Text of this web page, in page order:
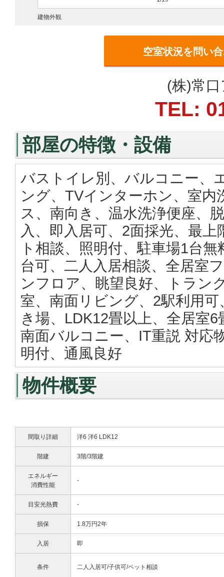
建物外観
空室状況を問い
(株)常
TEL:
部屋の特徴・設備
バストイレ別、バルコニー、
ング、TVインターホン、室
ス、南向き、温水洗浄便座、
入、即入居可、2面採光、最
ト相談、照明付、駐車場1台
台可、二人入居相談、全居室
ンフロア、眺望良好、トラン
室、南面リビング、2駅利用
き場、LDK12畳以上、全居室
南面バルコニー、IT重説 対応
明付、通風良好
物件概要
間取り詳細 洋6 洋6 LDK12
階建 3階/3階建
エネルギー
消費性能
-
目安光熱費 -
損保 1.8万円2年
入居 即
条件 二人入居可/子供可/ペット相談